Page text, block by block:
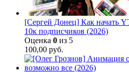
[Сергей Донец] Как начать
10к подписчиков (2026)
Оценка 0 из 5
100,00 руб.